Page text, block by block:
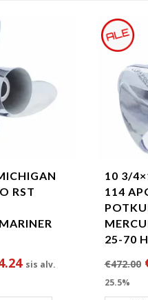
RST
hinta oli:
Nykyinen hinta on:
sis alv.
10 3/
114
25-70
€472.00
25.5%